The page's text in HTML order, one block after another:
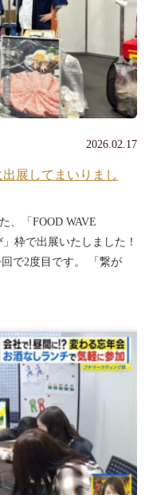
2026.02.17
展してまいりまし
、「FOOD WAVE
枠で出展いたしました！
で2度目です。 「繋が